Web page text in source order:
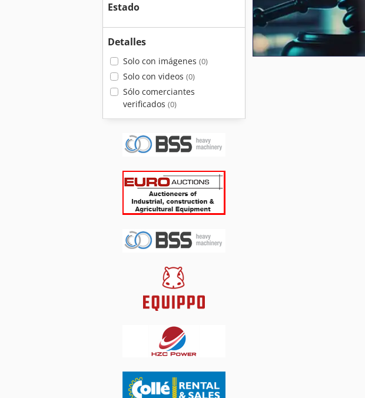
Estado
Detalles
Solo con imágenes (0)
Solo con videos (0)
Sólo comerciantes
verificados (0)